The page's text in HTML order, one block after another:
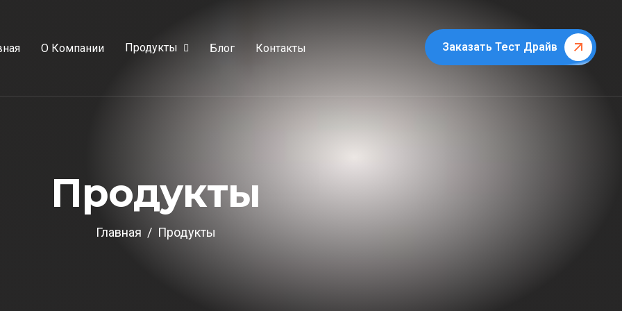
О Компании Продукты Блог Контакты Заказать Тест Драйв
Продукты
Главная Продукты